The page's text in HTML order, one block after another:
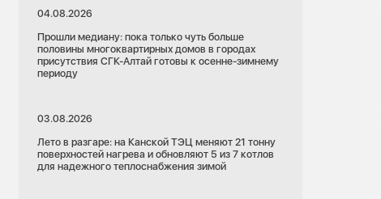
04.08.2026
Прошли медиану: пока только чуть больше
половины многоквартирных домов в городах
присутствия СГК-Алтай готовы к осенне-зимнему
периоду
03.08.2026
Лето в разгаре: на Канской ТЭЦ меняют 21 тонну
поверхностей нагрева и обновляют 5 из 7 котлов
для надежного теплоснабжения зимой